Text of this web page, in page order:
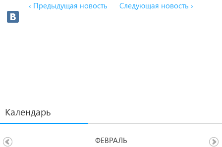
‹ Предыдущая новость
Следующая новость ›
Календарь
ФЕВРАЛЬ